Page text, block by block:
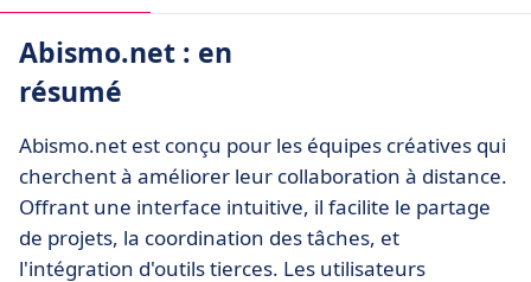
Abismo.net : en
résumé
Abismo.net est conçu pour les équipes créatives qui
cherchent à améliorer leur collaboration à distance.
Offrant une interface intuitive, il facilite le partage
de projets, la coordination des tâches, et
l'intégration d'outils tierces. Les utilisateurs